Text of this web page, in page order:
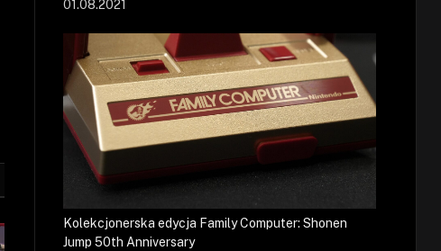
01.08.2021
Kolekcjonerska edycja Family Computer: Shonen
Jump 50th Anniversary